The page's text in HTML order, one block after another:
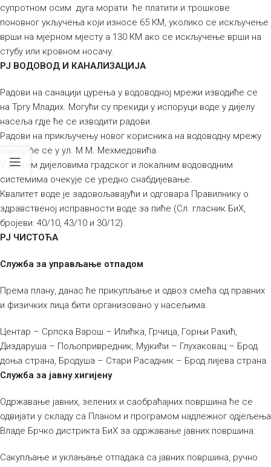
супротном осим дуга морати ће платити и трошкове
поновног укључења који износе 65 КМ, уколико се искључење
врши на мјерном мјесту а 130 КМ ако се искључење врши на
стубу или кровном носачу.
РЈ ВОДОВОД И КАНАЛИЗАЦИЈА
Радови на санацији цурења у водоводној мрежи изводиће се
на Тргу Младих. Могући су прекиди у испоруци воде у дијелу
насеља гдје ће се изводити радови.
Радови на прикључењу новог корисника на водоводну мрежу
изводиће се у ул. М.М. Мехмедовића.
У другим дијеловима градског и локалним водоводним
системима очекује се уредно снабдијевање.
Квалитет воде је задовољавајући и одговара Правилнику о
здравственој исправности воде за пиће (Сл. гласник БиХ,
бројеви: 40/10, 43/10 и 30/12).
РЈ ЧИСТОЋА
Служба за управљање отпадом
Према плану, данас ће прикупљање и одвоз смећа од правних
и физичких лица бити организовано у насељима:
Центар – Српска Варош – Илићка, Грчица, Горњи Рахић,
Диздаруша – Пољопривредник, Мујкићи – Глухаковац – Брод
доња страна, Бродуша – Стари Расадник – Брод лијева страна.
Служба за јавну хигијену
Одржавање јавних, зелених и саобраћајних површина ће се
одвијати у складу са Планом и програмом надлежног одјељења
Владе Брчко дистрикта БиХ за одржавање јавних површина:
Сакупљање и уклањање отпадака са јавних површина, ручно